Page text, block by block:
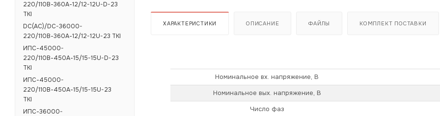
ХАРАКТЕРИСТИКИ ОПИСАНИЕ ФАЙЛЫ КОМПЛЕКТ ПОСТАВКИ
Номинальное вх. напряжение, В
Номинальное вых. напряжение, В
Число фаз
220/110В-360А-12/12-12U-D-23
TKI
DC(AC)/DC-36000-
220/110В-360А-12/12-12U-23 TKI
ИПС-45000-
220/110В-450А-15/15-15U-D-23
TKI
ИПС-45000-
220/110В-450А-15/15-15U-23
TKI
ИПС-36000-